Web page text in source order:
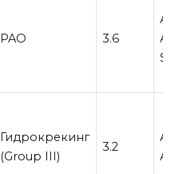
PAO 3.6
SP
Гидрокрекинг
(Group III)
3.2